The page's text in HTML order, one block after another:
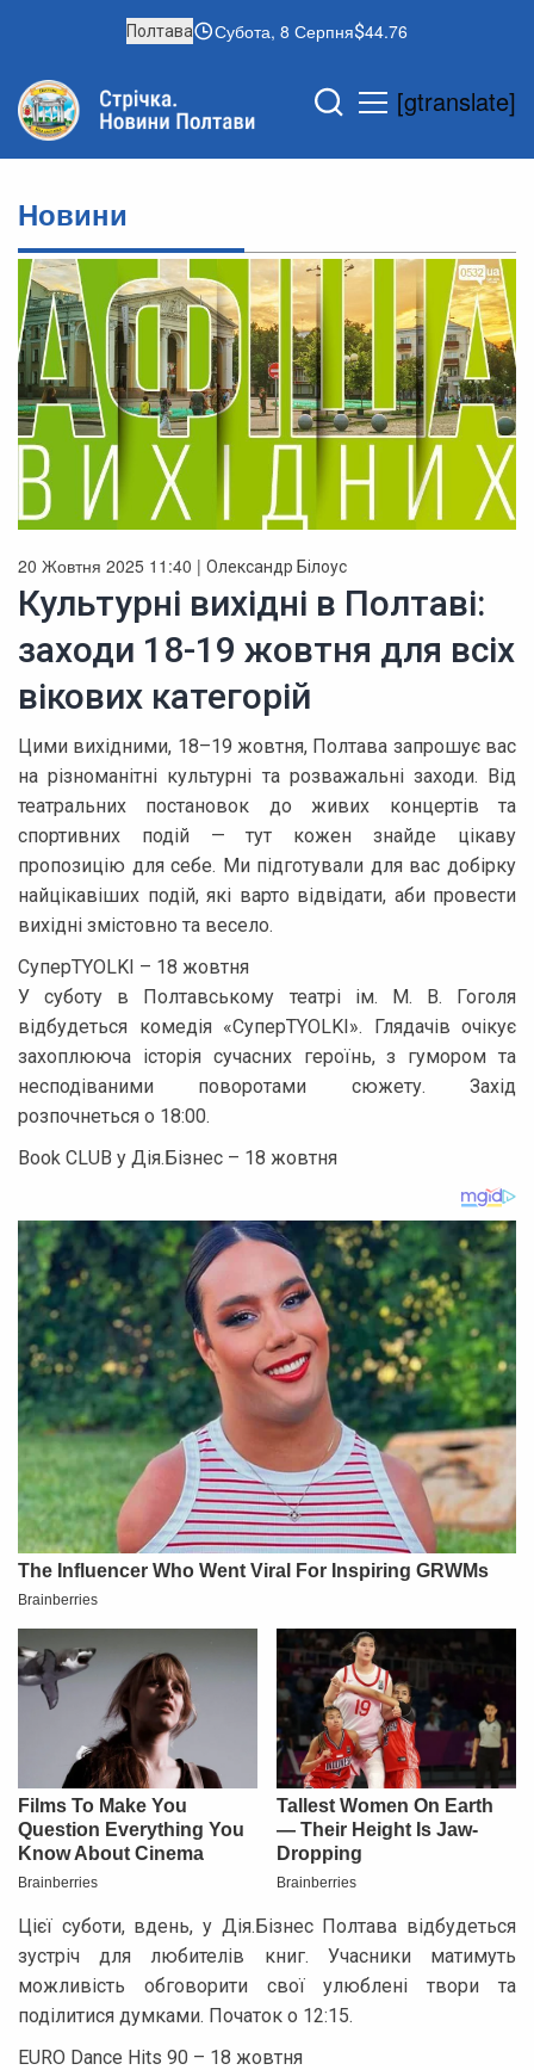
Полтава Субота, 8 Серпня 44.76
[gtranslate]
Новини
20 Жовтня 2025 11:40 | Олександр Білоус
Культурні вихідні в Полтаві:
заходи 18-19 жовтня для всіх
вікових категорій
Цими вихідними, 18–19 жовтня, Полтава запрошує вас
на різноманітні культурні та розважальні заходи. Від
театральних постановок до живих концертів та
спортивних подій — тут кожен знайде цікаву
пропозицію для себе. Ми підготували для вас добірку
найцікавіших подій, які варто відвідати, аби провести
вихідні змістовно та весело.
СуперTYOLKI – 18 жовтня
У суботу в Полтавському театрі ім. М. В. Гоголя
відбудеться комедія «СуперTYOLKI». Глядачів очікує
захоплююча історія сучасних героїнь, з гумором та
несподіваними поворотами сюжету. Захід
розпочнеться о 18:00.
Book CLUB у Дія.Бізнес – 18 жовтня
Цієї суботи, вдень, у Дія.Бізнес Полтава відбудеться
зустріч для любителів книг. Учасники матимуть
можливість обговорити свої улюблені твори та
поділитися думками. Початок о 12:15.
EURO Dance Hits 90 – 18 жовтня